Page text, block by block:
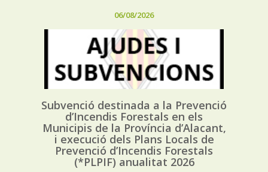
06/08/2026
Subvenció destinada a la Prevenció
d’Incendis Forestals en els
Municipis de la Província d’Alacant,
i execució dels Plans Locals de
Prevenció d’Incendis Forestals
(*PLPIF) anualitat 2026